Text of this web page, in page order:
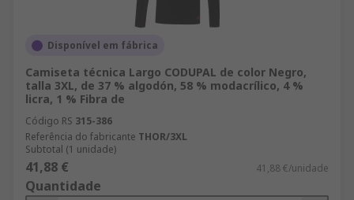
Disponível em fábrica
Camiseta técnica Largo CODUPAL de color Negro,
talla 3XL, de 37 % algodón, 58 % modacrílico, 4 %
licra, 1 % Fibra de
Código RS 315-386
Referência do fabricante THOR/3XL
Subtotal (1 unidade)
41,88 € 41,88 €/unidade
Quantidade